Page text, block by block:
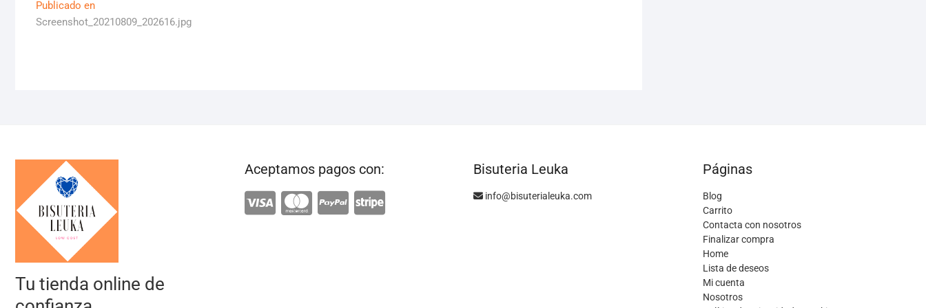
Navegación
de
Publicado en
Screenshot_20210809_202616.jpg
Tu tienda online de
Aceptamos pagos con: Bisuteria Leuka
info@bisuterialeuka.com
Páginas
Blog
Carrito
Contacta con nosotros
Finalizar compra
Home
Lista de deseos
Mi cuenta
Nosotros